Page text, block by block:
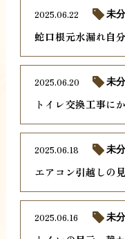
蛇口根元水漏れ自
2025.06.22 未
トイレ交換工事に
2025.06.20 未
エアコン引越しの
2025.06.18 未
2025.06.16 未